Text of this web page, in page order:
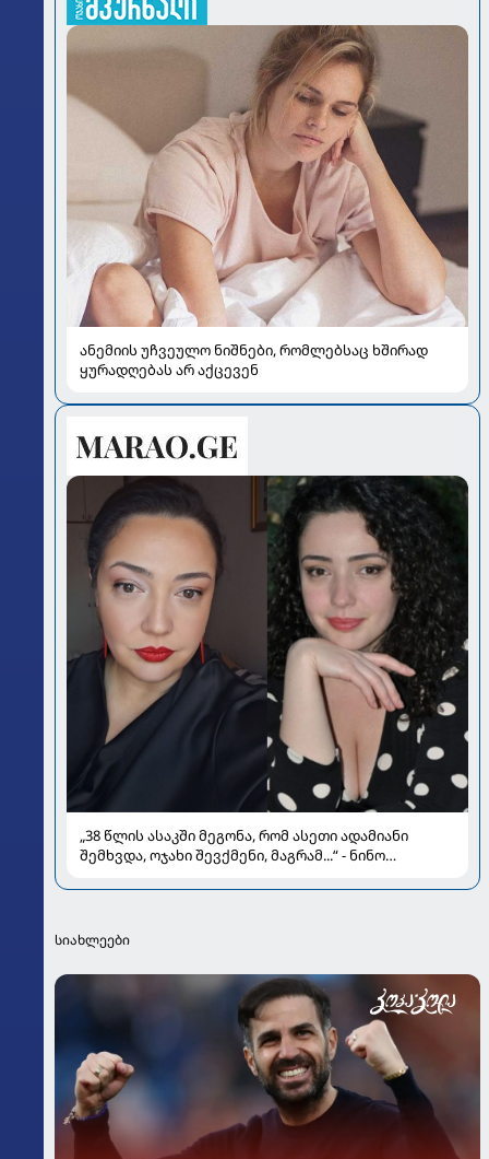
ანემიის უჩვეულო ნიშნები, რომლებსაც ხშირად
ყურადღებას არ აქცევენ
„38 წლის ასაკში მეგონა, რომ ასეთი ადამიანი
შემხვდა, ოჯახი შევქმენი, მაგრამ...“ - ნინო
სიახლეები